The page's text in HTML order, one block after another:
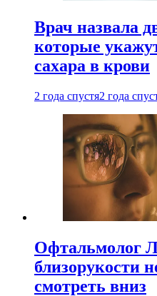
Врач назвала
которые
сахара в крови
2 года спустя2 года
Офтальмолог
близорукости
смотреть вниз